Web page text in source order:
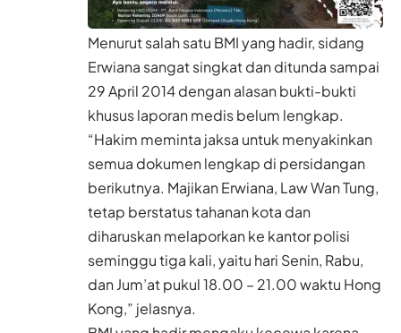
Menurut salah satu BMI yang hadir, sidang
Erwiana sangat singkat dan ditunda sampai
29 April 2014 dengan alasan bukti-bukti
khusus laporan medis belum lengkap.
“Hakim meminta jaksa untuk menyakinkan
semua dokumen lengkap di persidangan
berikutnya. Majikan Erwiana, Law Wan Tung,
tetap berstatus tahanan kota dan
diharuskan melaporkan ke kantor polisi
seminggu tiga kali, yaitu hari Senin, Rabu,
dan Jum’at pukul 18.00 – 21.00 waktu Hong
Kong,” jelasnya.